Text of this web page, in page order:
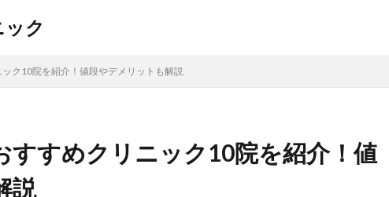
ク
ク10院を紹介！値段やデメリットも解説
すすめクリニック10院を紹介！値
説